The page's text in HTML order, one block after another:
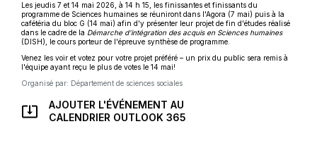
Les jeudis 7 et 14 mai 2026, à 14 h 15, les finissantes et finissants du
programme de Sciences humaines se réuniront dans l'Agora (7 mai) puis à la
cafétéria du bloc G (14 mai) afin d'y présenter leur projet de fin d'études réalisé
dans le cadre de la Démarche d'intégration des acquis en Sciences humaines
(DISH), le cours porteur de l'épreuve synthèse de programme.
Venez les voir et votez pour votre projet préféré – un prix du public sera remis à
l'équipe ayant reçu le plus de votes le 14 mai!
Organisé par: Département de sciences sociales
AJOUTER L'ÉVÉNEMENT AU
CALENDRIER OUTLOOK 365
CE